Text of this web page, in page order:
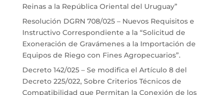
Reinas a la República Oriental del Uruguay”
Resolución DGRN 708/025 – Nuevos Requisitos e
Instructivo Correspondiente a la “Solicitud de
Exoneración de Gravámenes a la Importación de
Equipos de Riego con Fines Agropecuarios”.
Decreto 142/025 – Se modifica el Artículo 8 del
Decreto 225/022, Sobre Criterios Técnicos de
Compatibilidad que Permitan la Conexión de los